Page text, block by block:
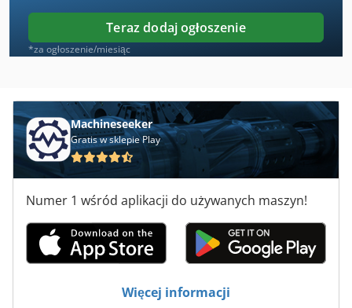
Haeusler
Haimer
Hbs
Heilbronn
Hensel
Heska
Hestika
Teraz dodaj ogłoszenie
*za ogłoszenie/miesiąc
Machineseeker
Gratis w sklepie Play
Numer 1 wśród aplikacji do używanych maszyn!
Więcej informacji